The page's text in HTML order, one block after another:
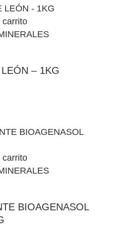
carrito
– 1KG
carrito
BIOAGENASOL